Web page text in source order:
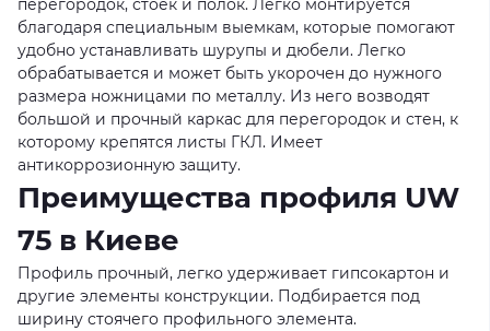
перегородок, стоек и полок. Легко монтируется
благодаря специальным выемкам, которые помогают
удобно устанавливать шурупы и дюбели. Легко
обрабатывается и может быть укорочен до нужного
размера ножницами по металлу. Из него возводят
большой и прочный каркас для перегородок и стен, к
которому крепятся листы ГКЛ. Имеет
антикоррозионную защиту.
Преимущества профиля UW
75 в Киеве
Профиль прочный, легко удерживает гипсокартон и
другие элементы конструкции. Подбирается под
ширину стоячего профильного элемента.